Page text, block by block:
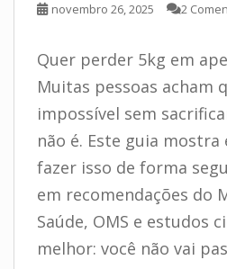
novembro 26, 2025 2
Quer perder 5kg em
Muitas pessoas acham
impossível sem
não é. Este guia
fazer isso de forma
em recomendações do
Saúde, OMS e estudos
melhor: você não vai